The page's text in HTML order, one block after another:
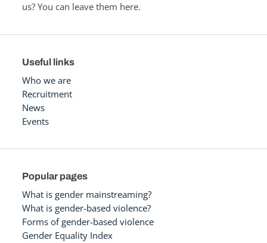
us? You can leave them here.
Useful links
Who we are
Recruitment
News
Events
Popular pages
What is gender mainstreaming?
What is gender-based violence?
Forms of gender-based violence
Gender Equality Index